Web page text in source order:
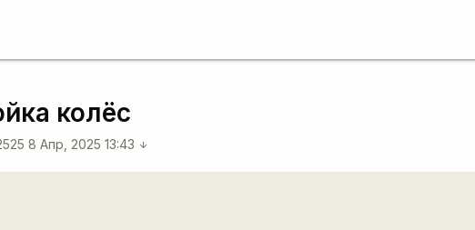
колёс
8 Апр, 2025 13:43 arrow_downward